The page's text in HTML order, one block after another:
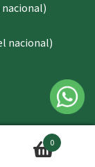
nacional)
nacional)
0